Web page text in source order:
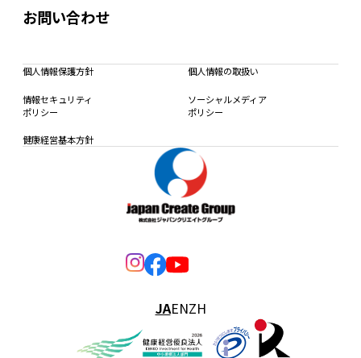
お問い合わせ
個人情報保護方針 個人情報の取扱い
情報セキュリティ
ポリシー
ソーシャルメディア
ポリシー
健康経営基本方針
JAENZH